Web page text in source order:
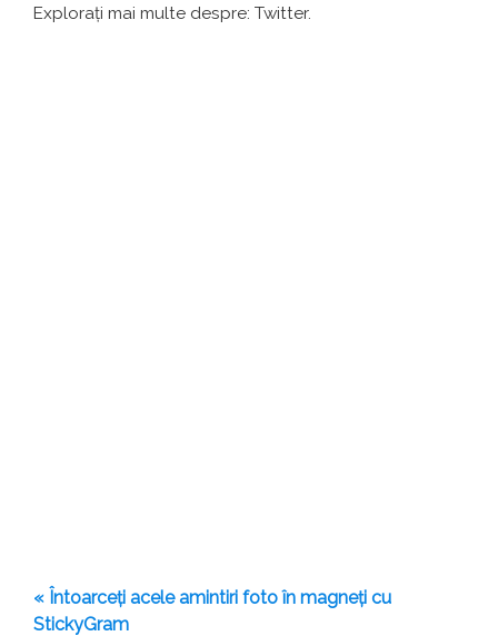
Explorați mai multe despre: Twitter.
« Întoarceți acele amintiri foto în magneți cu
StickyGram